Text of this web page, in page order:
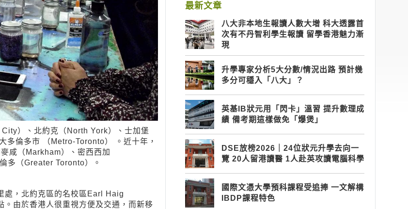
）、北約克（North York）、士加堡
多倫多市 （Metro-Toronto） 。近十年，
咸（Markham）、密西西加
多（Greater Toronto）。
處，北約克區的名校區Earl Haig
由於香港人很重視方便及交通，而新移
最新文章
八大非本地生報讀人數大增 科大透露首
次有不丹智利學生報讀 留學香港魅力漸
現
升學專家分析5大分數/情況出路 預計幾
多分可穩入「八大」？
英基IB狀元用「閃卡」溫習 提升數理成
績 備考期這樣做免「爆煲」
DSE放榜2026｜24位狀元升學去向一
覽 20人留港讀醫 1人赴英攻讀電腦科學
國際文憑大學預科課程受追捧 一文解構
IBDP課程特色